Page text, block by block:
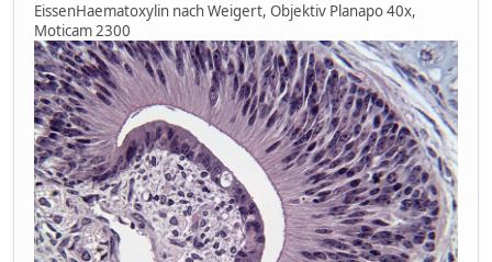
EissenHaematoxylin nach Weigert, Objektiv Planapo 40x,
Moticam 2300